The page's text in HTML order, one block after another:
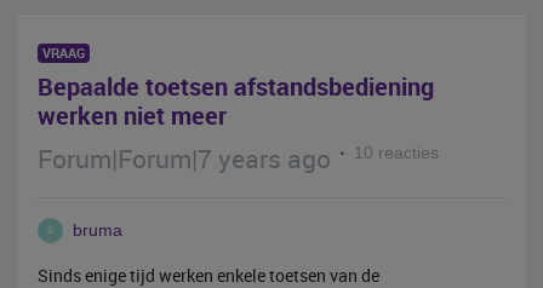
VRAAG
Bepaalde toetsen afstandsbediening
werken niet meer
Forum|Forum|7 years ago 10 reacties
B bruma
Sinds enige tijd werken enkele toetsen van de